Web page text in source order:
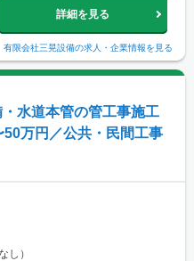
詳細を見る
有限会社三晃設備の求人・企業情報を見る
水道本管の管工事施工
万円／公共・民間工事
し）